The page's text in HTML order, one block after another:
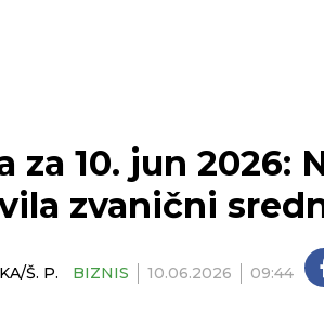
za 10. jun 2026:
zvanični
Š. P. BIZNIS 10.06.2026 09:44